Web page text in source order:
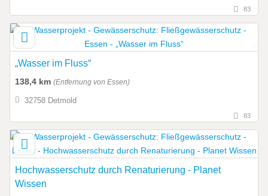
83
„Wasser im Fluss“
138,4 km (Entfernung von Essen)
32758 Detmold
83
Hochwasserschutz durch Renaturierung - Planet
Wissen